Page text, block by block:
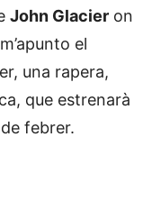
John Glacier on
el
una rapera,
que estrenarà
febrer.